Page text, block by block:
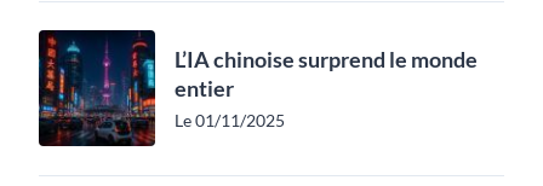
L’IA chinoise surprend le monde
entier
Le 01/11/2025